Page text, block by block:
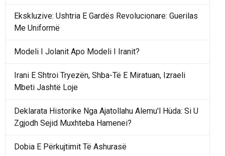
Ekskluzive: Ushtria E Gardës Revolucionare: Guerilas
Me Uniformë
Modeli I Jolanit Apo Modeli I Iranit?
Irani E Shtroi Tryezën, Shba-Të E Miratuan, Izraeli
Mbeti Jashtë Loje
Deklarata Historike Nga Ajatollahu Alemu'l Hüda: Si U
Zgjodh Sejid Muxhteba Hamenei?
Dobia E Përkujtimit Të Ashurasë